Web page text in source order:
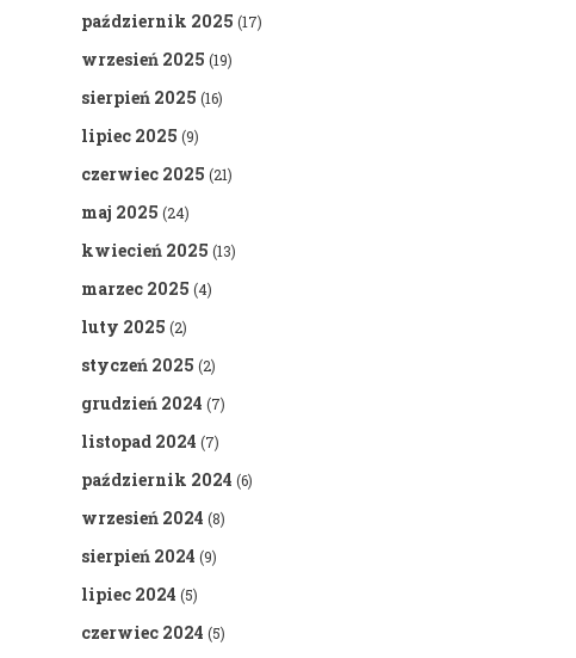
październik 2025 (17)
wrzesień 2025 (19)
sierpień 2025 (16)
lipiec 2025 (9)
czerwiec 2025 (21)
maj 2025 (24)
kwiecień 2025 (13)
marzec 2025 (4)
luty 2025 (2)
styczeń 2025 (2)
grudzień 2024 (7)
listopad 2024 (7)
październik 2024 (6)
wrzesień 2024 (8)
sierpień 2024 (9)
lipiec 2024 (5)
czerwiec 2024 (5)